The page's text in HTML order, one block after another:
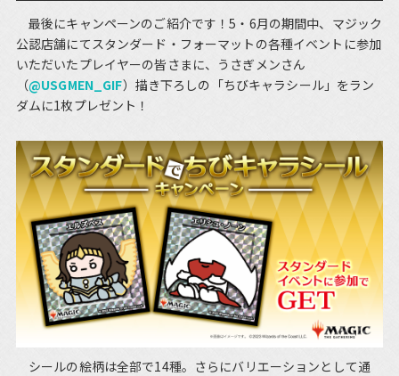
最後にキャンペーンのご紹介です！5・6月の期間中、マジック
公認店舗にてスタンダード・フォーマットの各種イベントに参加
いただいたプレイヤーの皆さまに、うさぎメンさん
（@USGMEN_GIF）描き下ろしの「ちびキャラシール」をラン
ダムに1枚プレゼント！
シールの絵柄は全部で14種。さらにバリエーションとして通